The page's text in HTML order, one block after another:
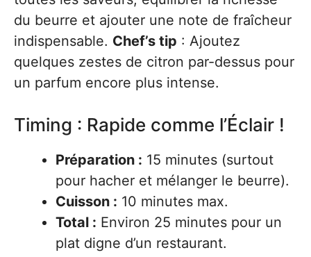
du beurre et ajouter une note de fraîcheur
indispensable. Chef’s tip : Ajoutez
quelques zestes de citron par-dessus pour
un parfum encore plus intense.
Timing : Rapide comme l’Éclair !
Préparation : 15 minutes (surtout
pour hacher et mélanger le beurre).
Cuisson : 10 minutes max.
Total : Environ 25 minutes pour un
plat digne d’un restaurant.